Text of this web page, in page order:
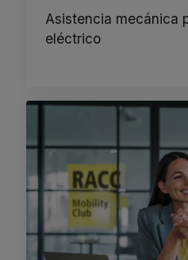
Asistencia mecánica
eléctrico